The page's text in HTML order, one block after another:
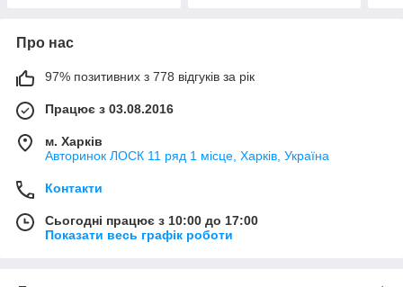
Про нас
97% позитивних з 778 відгуків за рік
Працює з 03.08.2016
м. Харків
Авторинок ЛОСК 11 ряд 1 місце, Харків, Україна
Контакти
Сьогодні працює з 10:00 до 17:00
Показати весь графік роботи